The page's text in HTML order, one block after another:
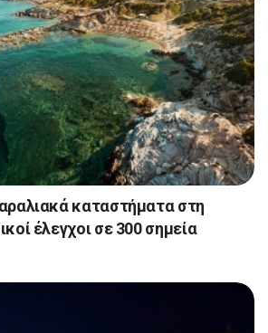
καταστήματα στη
έλεγχοι σε 300 σημεία